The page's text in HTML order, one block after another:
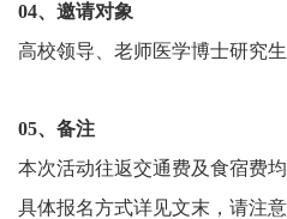
04、邀请对象
高校领导、老师医学博士研究
05、备注
本次活动往返交通费及食宿费
具体报名方式详见文末，请注